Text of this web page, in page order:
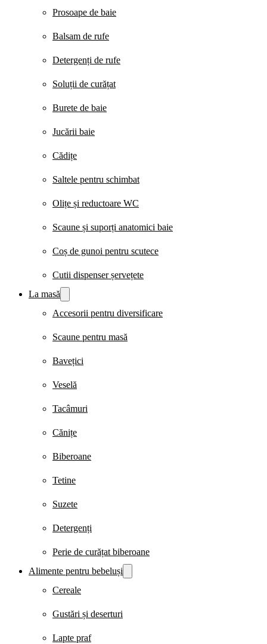
Prosoape de baie
Balsam de rufe
Detergenți de rufe
Soluții de curățat
Burete de baie
Jucării baie
Cădițe
Saltele pentru schimbat
Olițe și reductoare WC
Scaune și suporți anatomici baie
Coș de gunoi pentru scutece
Cutii dispenser șervețete
La masă
Accesorii pentru diversificare
Scaune pentru masă
Bavețici
Veselă
Tacâmuri
Cănițe
Biberoane
Tetine
Suzete
Detergenți
Perie de curățat biberoane
Alimente pentru bebeluși
Cereale
Gustări și deserturi
Lapte praf